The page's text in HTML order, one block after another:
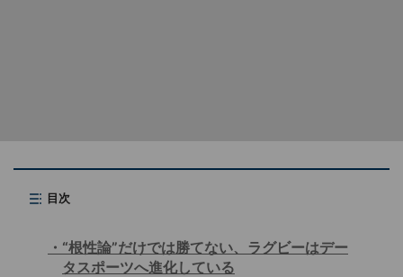
目次
“根性論”だけでは勝てない、ラグビーはデー
タスポーツへ進化している